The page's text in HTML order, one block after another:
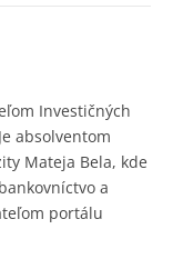
Investičných
absolventom
Mateja Bela, kde
a
portálu